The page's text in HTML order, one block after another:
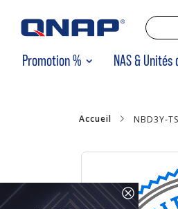
Promotion % NAS &
Accueil NBD3Y-
Skip
the
end